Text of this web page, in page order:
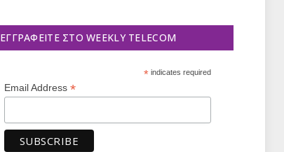
ΕΓΓΡΑΦΕΊΤΕ ΣΤΟ WEEKLY TELECOM
*indicates required
Email Address *